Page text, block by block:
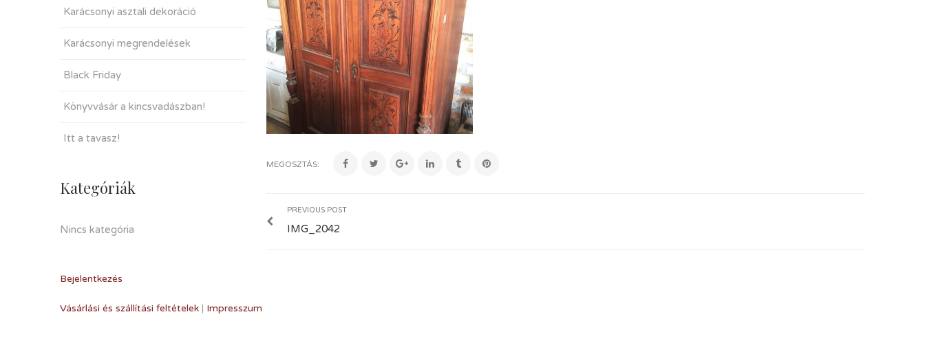
Karácsonyi asztali dekoráció
Karácsonyi megrendelések
Black Friday
Könyvvásár a kincsvadászban!
Itt a tavasz!
Kategóriák
Nincs kategória
Bejelentkezés
MEGOSZTÁS:
PREVIOUS POST
IMG_2042
Vásárlási és szállítási feltételek | Impresszum